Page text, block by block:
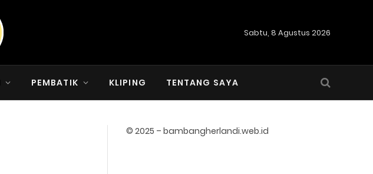
Sabtu, 8 Agustus 2026
PEMBATIK KLIPING TENTANG SAYA
© 2025 – bambangherlandi.web.id